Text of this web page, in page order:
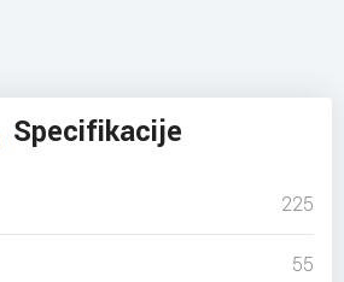
Specifikacije
225
55